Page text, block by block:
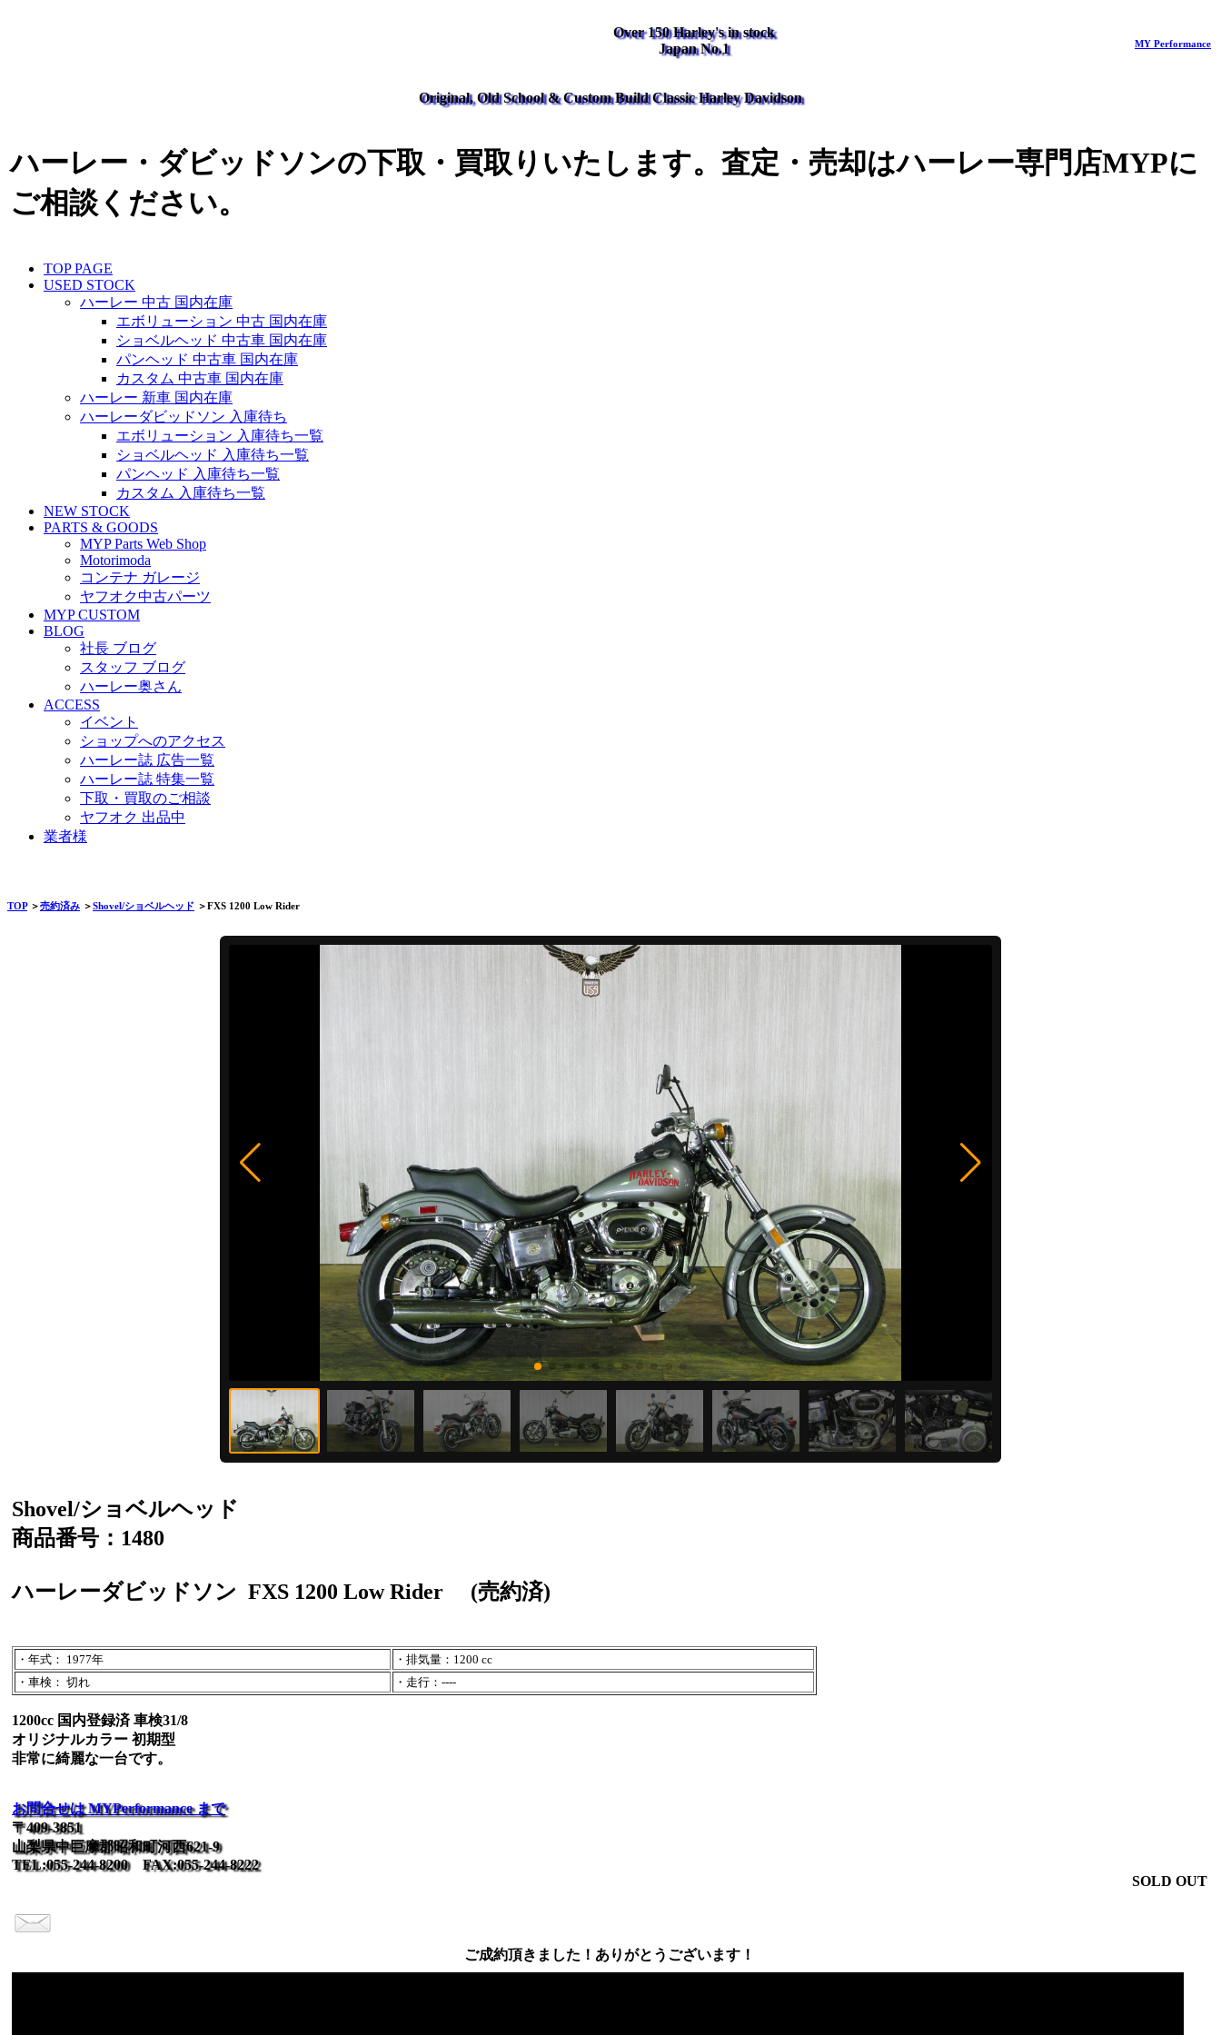
Over 150 Harley's in stock
Japan No.1
MY Performance
Original, Old School & Custom Build Classic Harley Davidson
ハーレー・ダビッドソンの下取・買取りいたします。査定・売却はハーレー専門店MYPに
ご相談ください。
TOP PAGE
USED STOCK
ハーレー 中古 国内在庫
エボリューション 中古 国内在庫
ショベルヘッド 中古車 国内在庫
パンヘッド 中古車 国内在庫
カスタム 中古車 国内在庫
ハーレー 新車 国内在庫
ハーレーダビッドソン 入庫待ち
エボリューション 入庫待ち一覧
ショベルヘッド 入庫待ち一覧
パンヘッド 入庫待ち一覧
カスタム 入庫待ち一覧
NEW STOCK
PARTS & GOODS
MYP Parts Web Shop
Motorimoda
コンテナ ガレージ
ヤフオク中古パーツ
MYP CUSTOM
BLOG
社長 ブログ
スタッフ ブログ
ハーレー奥さん
ACCESS
イベント
ショップへのアクセス
ハーレー誌 広告一覧
ハーレー誌 特集一覧
下取・買取のご相談
ヤフオク 出品中
業者様
TOP＞売約済み ＞Shovel/ショベルヘッド ＞FXS 1200 Low Rider
Shovel/ショベルヘッド
商品番号：1480
ハーレーダビッドソン FXS 1200 Low Rider (売約済)
・年式： 1977年
・排気量：1200 cc
・車検： 切れ
・走行：----
1200cc 国内登録済 車検31/8
オリジナルカラー 初期型
非常に綺麗な一台です。
お問合せは MYPerformance まで
〒409-3851
山梨県中巨摩郡昭和町河西621-9
TEL:055-244-8200 FAX:055-244-8222
SOLD OUT
ご成約頂きました！ありがとうございます！